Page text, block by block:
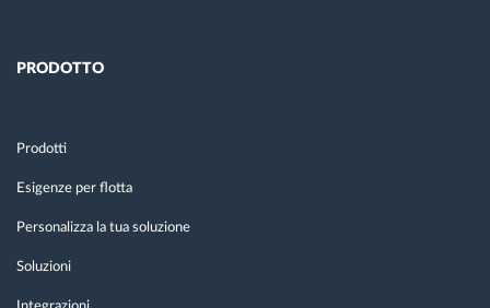
PRODOTTO
Prodotti
Esigenze per flotta
Personalizza la tua soluzione
Soluzioni